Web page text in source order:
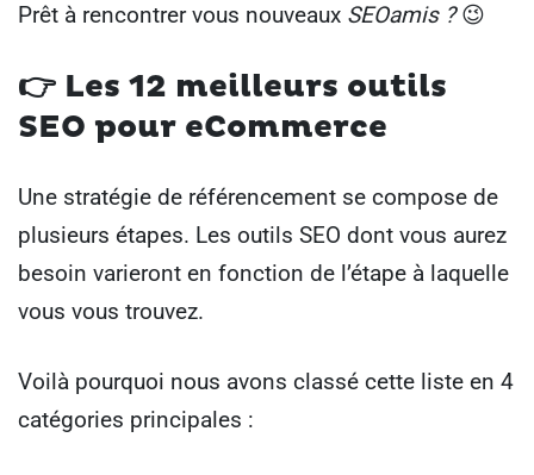
Prêt à rencontrer vous nouveaux SEOamis ?😉
👉 Les 12 meilleurs outils
SEO pour eCommerce
Une stratégie de référencement se compose de
plusieurs étapes. Les outils SEO dont vous aurez
besoin varieront en fonction de l’étape à laquelle
vous vous trouvez.
Voilà pourquoi nous avons classé cette liste en 4
catégories principales :